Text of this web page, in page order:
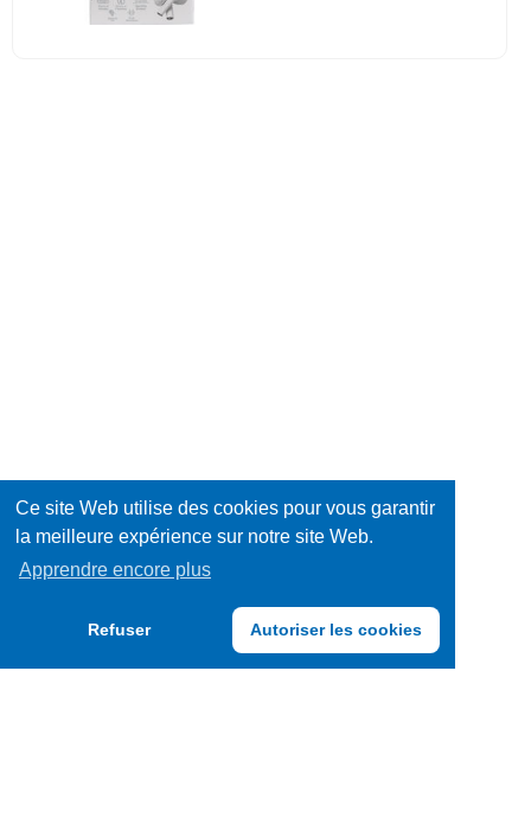
Ce site Web utilise des cookies pour vous garantir
la meilleure expérience sur notre site Web.
Apprendre encore plus
Refuser Autoriser les cookies